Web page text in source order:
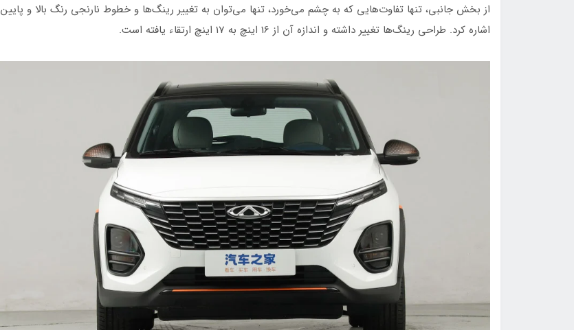
از بخش جانبی، تنها تفاوت‌هایی که به چشم می‌خورد، تنها می‌توان به تغییر رینگ‌ها و خطوط نارنجی رنگ بالا و پایین
اشاره کرد. طراحی رینگ‌ها تغییر داشته و اندازه آن از 16 اینچ به 17 اینچ ارتقاء یافته است.